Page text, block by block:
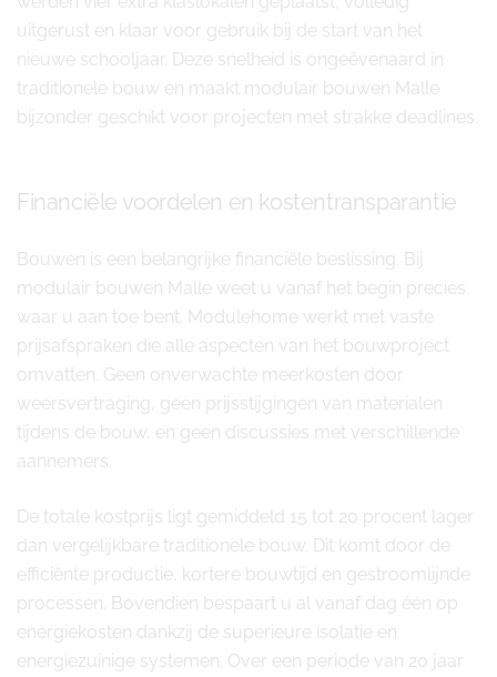
uitgerust en klaar voor gebruik bij de start van het
nieuwe schooljaar. Deze snelheid is ongeëvenaard in
traditionele bouw en maakt modulair bouwen Malle
bijzonder geschikt voor projecten met strakke deadlines.
Financiële voordelen en kostentransparantie
Bouwen is een belangrijke financiële beslissing. Bij
modulair bouwen Malle weet u vanaf het begin precies
waar u aan toe bent. Modulehome werkt met vaste
prijsafspraken die alle aspecten van het bouwproject
omvatten. Geen onverwachte meerkosten door
weersvertraging, geen prijsstijgingen van materialen
tijdens de bouw, en geen discussies met verschillende
aannemers.
De totale kostprijs ligt gemiddeld 15 tot 20 procent lager
dan vergelijkbare traditionele bouw. Dit komt door de
efficiënte productie, kortere bouwtijd en gestroomlijnde
processen. Bovendien bespaart u al vanaf dag één op
energiekosten dankzij de superieure isolatie en
energiezuinige systemen. Over een periode van 20 jaar